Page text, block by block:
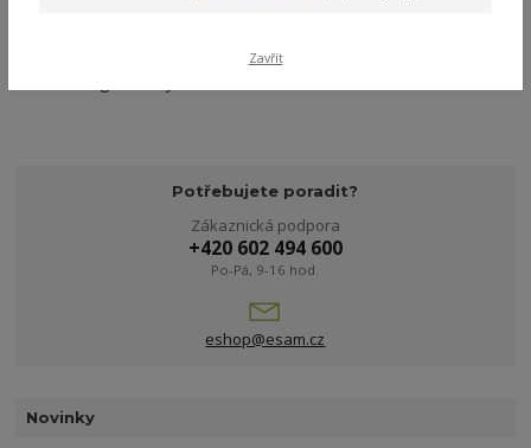
Potřebujete poradit?
Zákaznická podpora
+420 602 494 600
Po-Pá, 9-16 hod.
eshop@esam.cz
Novinky
Zavřít